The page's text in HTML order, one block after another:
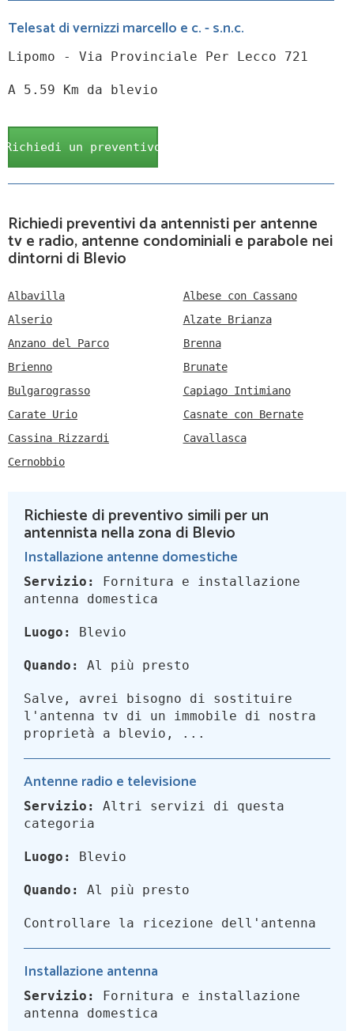
Telesat di vernizzi marcello e c. - s.n.c.
Lipomo - Via Provinciale Per Lecco 721
A 5.59 Km da blevio
Richiedi un preventivo
Richiedi preventivi da antennisti per antenne
tv e radio, antenne condominiali e parabole nei
dintorni di Blevio
Albavilla
Albese con Cassano
Alserio
Alzate Brianza
Anzano del Parco
Brenna
Brienno
Brunate
Bulgarograsso
Capiago Intimiano
Carate Urio
Casnate con Bernate
Cassina Rizzardi
Cavallasca
Cernobbio
Richieste di preventivo simili per un
antennista nella zona di Blevio
Installazione antenne domestiche
Servizio:
Fornitura e installazione
antenna domestica
Luogo: Blevio
Quando: Al più presto
Salve, avrei bisogno di sostituire
l'antenna tv di un immobile di nostra
proprietà a blevio, ...
Antenne radio e televisione
Servizio:
Altri servizi di questa
categoria
Luogo: Blevio
Quando: Al più presto
Controllare la ricezione dell'antenna
Installazione antenna
Servizio:
Fornitura e installazione
antenna domestica